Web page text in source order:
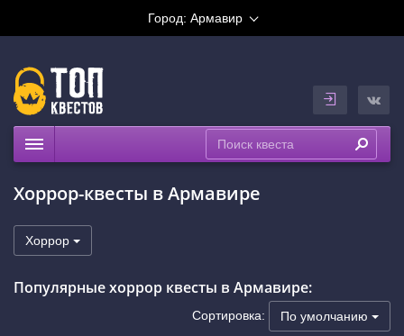
Город: Армавир
Рейтинги
На карте
Хоррор-квесты в Армавире
Хоррор
Популярные хоррор квесты в Армавире:
Сортировка: По умолчанию